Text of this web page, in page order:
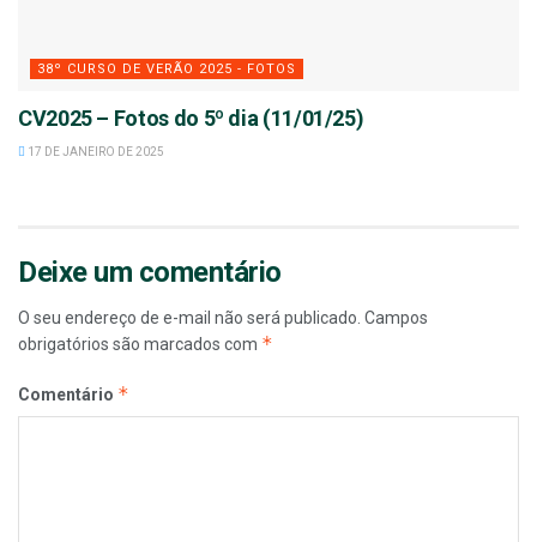
38º CURSO DE VERÃO 2025 - FOTOS
CV2025 – Fotos do 5º dia (11/01/25)
17 DE JANEIRO DE 2025
Deixe um comentário
O seu endereço de e-mail não será publicado. Campos
obrigatórios são marcados com *
Comentário *